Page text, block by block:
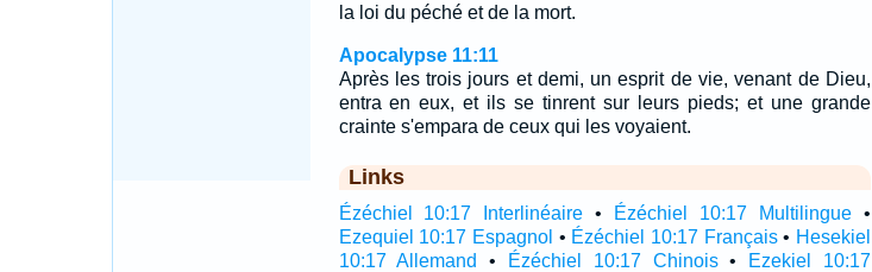
la loi du péché et de la mort.
Apocalypse 11:11
Après les trois jours et demi, un esprit de vie, venant de Dieu,
entra en eux, et ils se tinrent sur leurs pieds; et une grande
crainte s'empara de ceux qui les voyaient.
Links
Ézéchiel 10:17 Interlinéaire • Ézéchiel 10:17 Multilingue •
Ezequiel 10:17 Espagnol • Ézéchiel 10:17 Français• Hesekiel
10:17 Allemand
• Ézéchiel 10:17 Chinois•
Ezekiel 10:17